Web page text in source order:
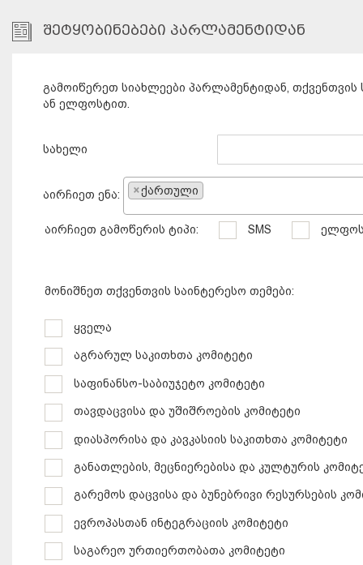
ᲨᲔᲢᲧᲝᲑᲘᲜᲔᲑᲔᲑᲘ ᲞᲐᲠᲚᲐᲛᲔᲜᲢᲘᲓᲐᲜ
გამოიწერეთ სიახლეები პარლამენტიდან,
ან ელფოსტით.
სახელი
აირჩიეთ ენა: ×ქართული
აირჩიეთ გამოწერის ტიპი: SMS
მონიშნეთ თქვენთვის საინტერესო თემები:
ყველა
აგრარულ საკითხთა კომიტეტი
საფინანსო-საბიუჯეტო კომიტეტი
თავდაცვისა და უშიშროების კომიტეტი
დიასპორისა და კავკასიის საკითხთა კომიტეტი
განათლების, მეცნიერებისა და კულტურის
გარემოს დაცვისა და ბუნებრივი რესურსების
ევროპასთან ინტეგრაციის კომიტეტი
საგარეო ურთიერთობათა კომიტეტი